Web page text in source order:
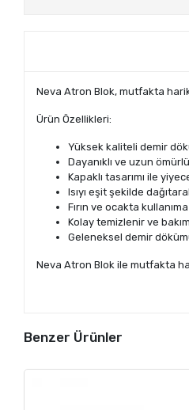
Neva Atron Blok, mutfakta
Ürün Özellikleri:
Yüksek kaliteli demir
Dayanıklı ve uzun
Kapaklı tasarımı ile
Isıyı eşit şekilde
Fırın ve ocakta
Kolay temizlenir ve
Geleneksel demir
Neva Atron Blok ile mutfakta
Benzer Ürünler